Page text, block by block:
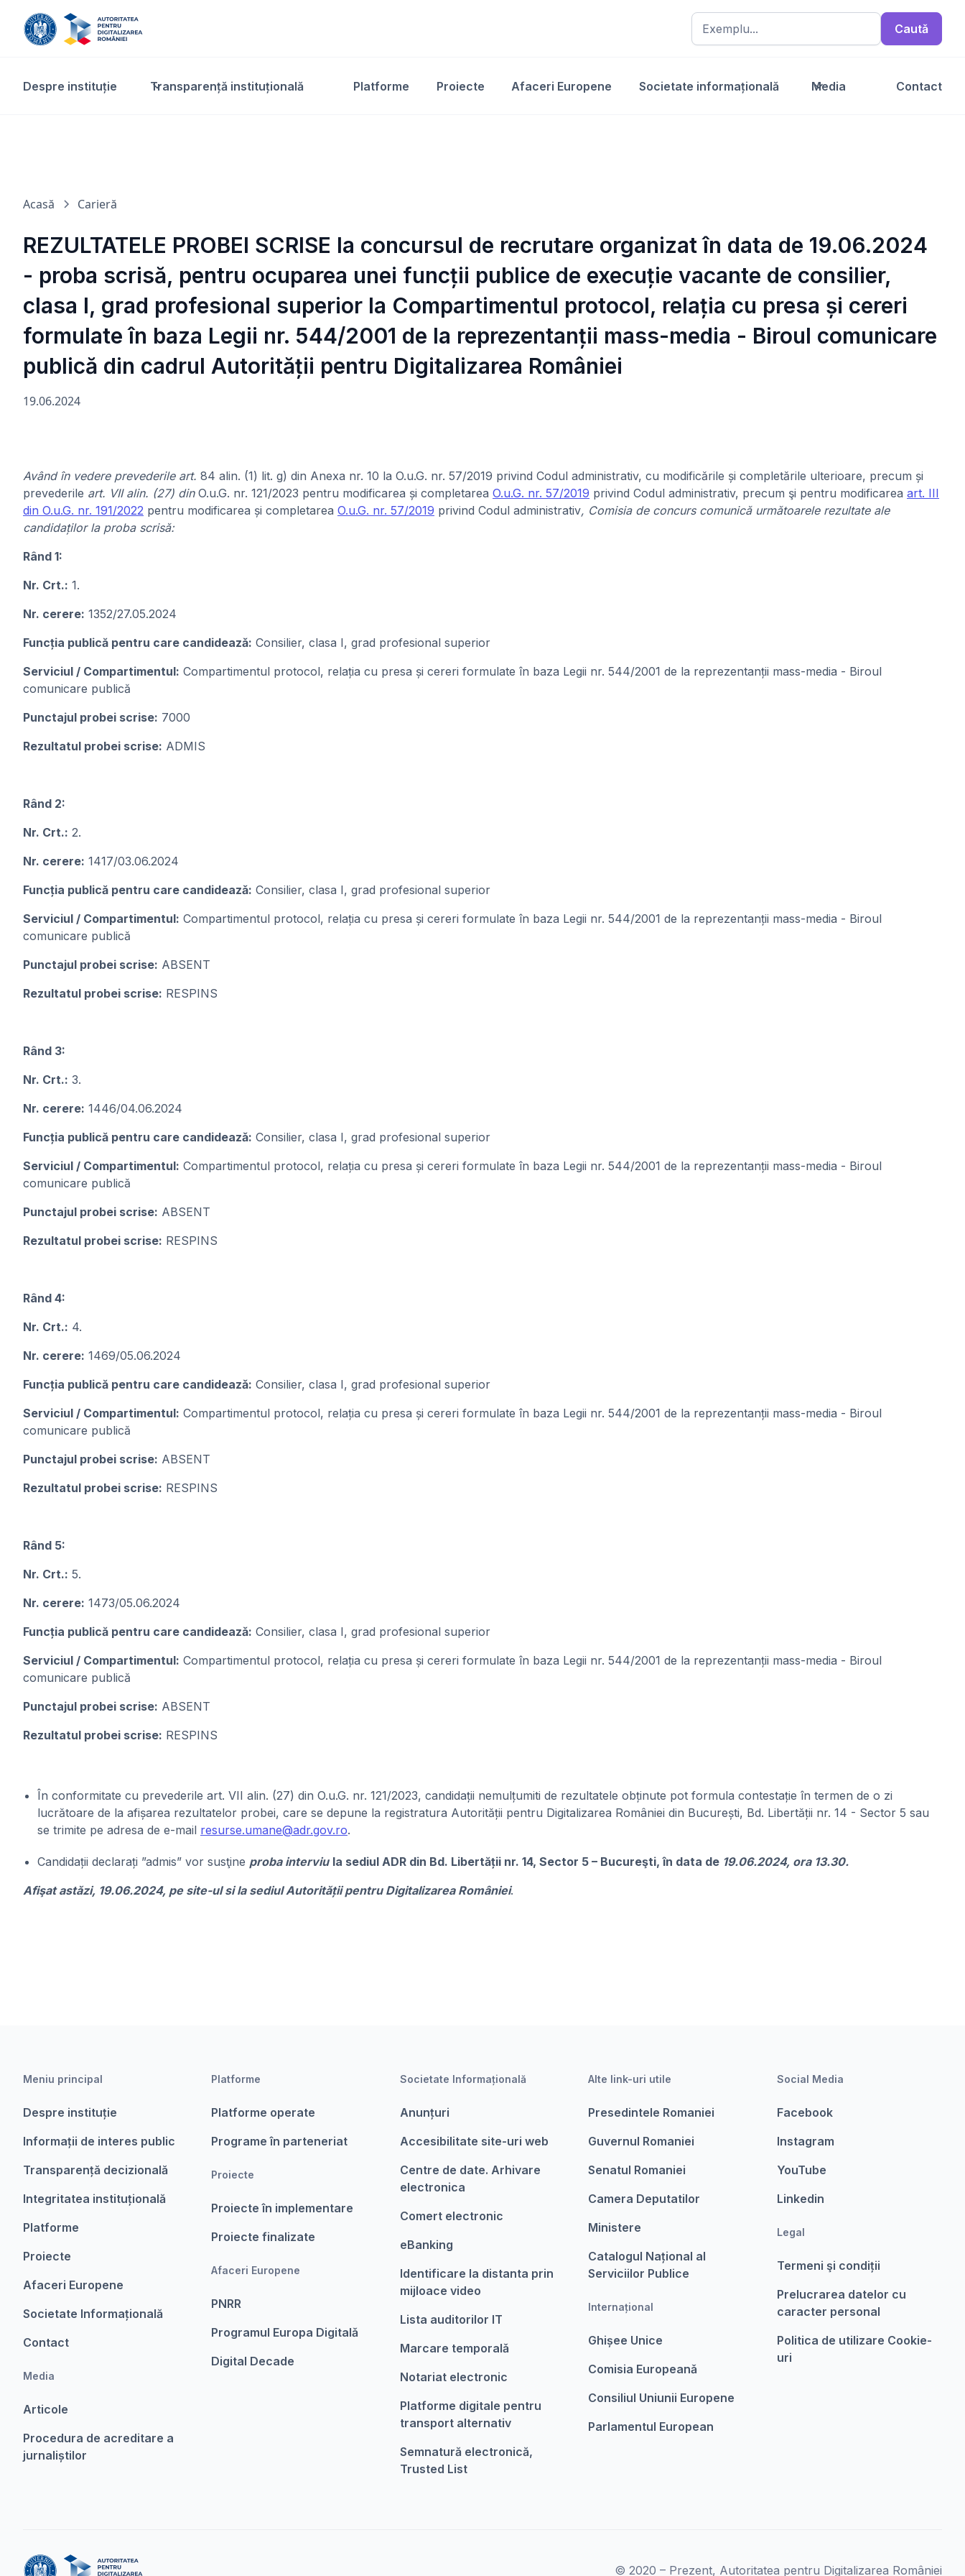
Despre instituție Transparență instituțională​ Platforme Proiecte Afaceri Europene Societate informațională Media Contact
Acasă Carieră
REZULTATELE PROBEI SCRISE la concursul de recrutare organizat în data de 19.06.2024
- proba scrisă, pentru ocuparea unei funcții publice de execuție vacante de consilier,
clasa I, grad profesional superior la Compartimentul protocol, relația cu presa și cereri
formulate în baza Legii nr. 544/2001 de la reprezentanții mass-media - Biroul comunicare
publică din cadrul Autorității pentru Digitalizarea României
19.06.2024
Având în vedere prevederile art. 84 alin. (1) lit. g) din Anexa nr. 10 la O.u.G. nr. 57/2019 privind Codul administrativ, cu modificările și completările ulterioare, precum și
prevederile art. VII alin. (27) din O.u.G. nr. 121/2023 pentru modificarea și completarea O.u.G. nr. 57/2019 privind Codul administrativ, precum şi pentru modificarea art. III
din O.u.G. nr. 191/2022 pentru modificarea și completarea O.u.G. nr. 57/2019 privind Codul administrativ, Comisia de concurs comunică următoarele rezultate ale
candidaților la proba scrisă:
Rând 1:
Nr. Crt.: 1.
Nr. cerere: 1352/27.05.2024
Funcția publică pentru care candideazǎ: Consilier, clasa I, grad profesional superior
Serviciul / Compartimentul: Compartimentul protocol, relația cu presa și cereri formulate în baza Legii nr. 544/2001 de la reprezentanții mass-media - Biroul
comunicare publică
Punctajul probei scrise: 7000
Rezultatul probei scrise: ADMIS
Rând 2:
Nr. Crt.: 2.
Nr. cerere: 1417/03.06.2024
Funcția publică pentru care candideazǎ: Consilier, clasa I, grad profesional superior
Serviciul / Compartimentul: Compartimentul protocol, relația cu presa și cereri formulate în baza Legii nr. 544/2001 de la reprezentanții mass-media - Biroul
comunicare publică
Punctajul probei scrise: ABSENT
Rezultatul probei scrise: RESPINS
Rând 3:
Nr. Crt.: 3.
Nr. cerere: 1446/04.06.2024
Funcția publică pentru care candideazǎ: Consilier, clasa I, grad profesional superior
Serviciul / Compartimentul: Compartimentul protocol, relația cu presa și cereri formulate în baza Legii nr. 544/2001 de la reprezentanții mass-media - Biroul
comunicare publică
Punctajul probei scrise: ABSENT
Rezultatul probei scrise: RESPINS
Rând 4:
Nr. Crt.: 4.
Nr. cerere: 1469/05.06.2024
Funcția publică pentru care candideazǎ: Consilier, clasa I, grad profesional superior
Serviciul / Compartimentul: Compartimentul protocol, relația cu presa și cereri formulate în baza Legii nr. 544/2001 de la reprezentanții mass-media - Biroul
comunicare publică
Punctajul probei scrise: ABSENT
Rezultatul probei scrise: RESPINS
Rând 5:
Nr. Crt.: 5.
Nr. cerere: 1473/05.06.2024
Funcția publică pentru care candideazǎ: Consilier, clasa I, grad profesional superior
Serviciul / Compartimentul: Compartimentul protocol, relația cu presa și cereri formulate în baza Legii nr. 544/2001 de la reprezentanții mass-media - Biroul
comunicare publică
Punctajul probei scrise: ABSENT
Rezultatul probei scrise: RESPINS
În conformitate cu prevederile art. VII alin. (27) din O.u.G. nr. 121/2023, candidații nemulțumiti de rezultatele obținute pot formula contestație în termen de o zi
lucrătoare de la afișarea rezultatelor probei, care se depune la registratura Autorității pentru Digitalizarea României din București, Bd. Libertății nr. 14 - Sector 5 sau
se trimite pe adresa de e-mail resurse.umane@adr.gov.ro.
Candidații declarați ”admis” vor susţine proba interviu la sediul ADR din Bd. Libertății nr. 14, Sector 5 – Bucureşti, în data de 19.06.2024, ora 13.30.
Afişat astăzi, 19.06.2024, pe site-ul si la sediul Autorității pentru Digitalizarea României.
Meniu principal
Despre instituție
Informații de interes public
Transparență decizională
Integritatea instituțională
Platforme
Proiecte
Afaceri Europene
Societate Informațională
Contact
Media
Articole
Procedura de acreditare a
jurnaliștilor
Platforme
Platforme operate
Programe în parteneriat
Proiecte
Proiecte în implementare
Proiecte finalizate
Afaceri Europene
PNRR
Programul Europa Digitalǎ
Digital Decade
Societate Informațională
Anunțuri
Accesibilitate site-uri web
Centre de date. Arhivare
electronica
Comert electronic
eBanking
Identificare la distanta prin
mijloace video
Lista auditorilor IT
Marcare temporalǎ
Notariat electronic
Platforme digitale pentru
transport alternativ
Semnatură electronică,
Trusted List
Alte link-uri utile
Presedintele Romaniei
Guvernul Romaniei
Senatul Romaniei
Camera Deputatilor
Ministere
Catalogul Național al
Serviciilor Publice
Internațional
Ghișee Unice
Comisia Europeanǎ
Consiliul Uniunii Europene
Parlamentul European
Social Media
Facebook
Instagram
YouTube
Linkedin
Legal
Termeni şi condiții
Prelucrarea datelor cu
caracter personal
Politica de utilizare Cookie-
uri
© 2020 – Prezent, Autoritatea pentru Digitalizarea României